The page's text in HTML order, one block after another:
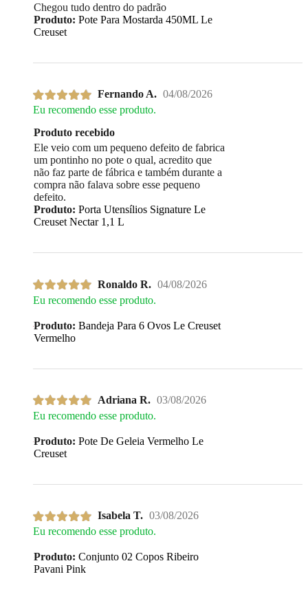
Chegou tudo dentro do padrão
Produto: Pote Para Mostarda 450ML Le
Creuset
Fernando A. 04/08/2026
Eu recomendo esse produto.
Produto recebido
Ele veio com um pequeno defeito de fabrica
um pontinho no pote o qual, acredito que
não faz parte de fábrica e também durante a
compra não falava sobre esse pequeno
defeito.
Produto: Porta Utensílios Signature Le
Creuset Nectar 1,1 L
Ronaldo R. 04/08/2026
Eu recomendo esse produto.
Produto: Bandeja Para 6 Ovos Le Creuset
Vermelho
Adriana R. 03/08/2026
Eu recomendo esse produto.
Produto: Pote De Geleia Vermelho Le
Creuset
Isabela T. 03/08/2026
Eu recomendo esse produto.
Produto: Conjunto 02 Copos Ribeiro
Pavani Pink